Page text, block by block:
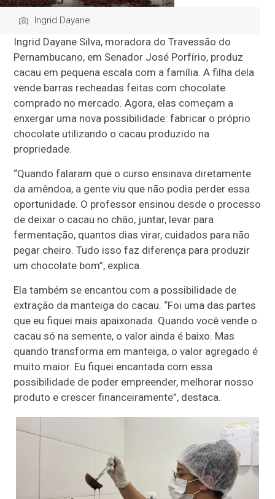
Ingrid Dayane
Ingrid Dayane Silva, moradora do Travessão do
Pernambucano, em Senador José Porfírio, produz
cacau em pequena escala com a família. A filha dela
vende barras recheadas feitas com chocolate
comprado no mercado. Agora, elas começam a
enxergar uma nova possibilidade: fabricar o próprio
chocolate utilizando o cacau produzido na
propriedade.
“Quando falaram que o curso ensinava diretamente
da amêndoa, a gente viu que não podia perder essa
oportunidade. O professor ensinou desde o processo
de deixar o cacau no chão, juntar, levar para
fermentação, quantos dias virar, cuidados para não
pegar cheiro. Tudo isso faz diferença para produzir
um chocolate bom”, explica.
Ela também se encantou com a possibilidade de
extração da manteiga do cacau. “Foi uma das partes
que eu fiquei mais apaixonada. Quando você vende o
cacau só na semente, o valor ainda é baixo. Mas
quando transforma em manteiga, o valor agregado é
muito maior. Eu fiquei encantada com essa
possibilidade de poder empreender, melhorar nosso
produto e crescer financeiramente”, destaca.